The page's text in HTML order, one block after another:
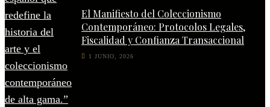
El Manifiesto del Coleccionismo
Contemporáneo: Protocolos Legales,
Fiscalidad y Confianza Transaccional
1 JUNIO, 2026